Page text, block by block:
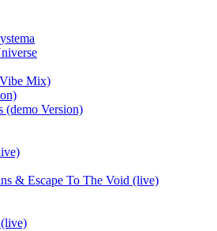
Mix)
(demo Version)
& Escape To The Void (live)